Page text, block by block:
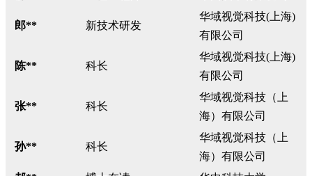
郎** 新技术研发
华域视觉科技(上海)
有限公司
陈** 科长
华域视觉科技(上海)
有限公司
张** 科长
华域视觉科技（上
海）有限公司
孙** 科长
华域视觉科技（上
海）有限公司